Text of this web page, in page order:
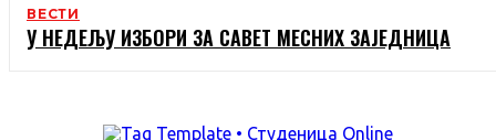
ВЕСТИ
У НЕДЕЉУ ИЗБОРИ ЗА САВЕТ МЕСНИХ ЗАЈЕДНИЦА